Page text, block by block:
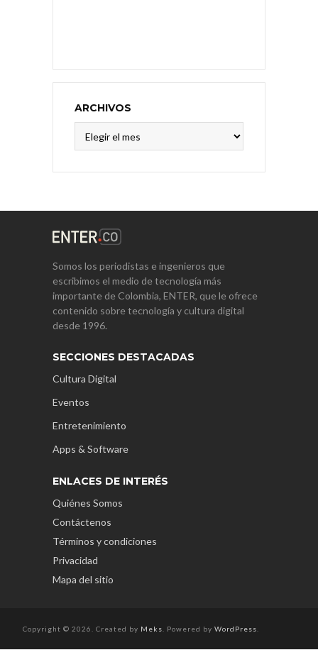
ARCHIVOS
Somos los periodistas e ingenieros que
escribimos el medio de tecnología más
importante de Colombia, ENTER, que le ofrece
contenido sobre tecnología y cultura digital
desde 1996.
SECCIONES DESTACADAS
Cultura Digital
Eventos
Entretenimiento
Apps & Software
ENLACES DE INTERÉS
Quiénes Somos
Contáctenos
Términos y condiciones
Privacidad
Mapa del sitio
Copyright © 2026. Created by Meks . Powered by WordPress